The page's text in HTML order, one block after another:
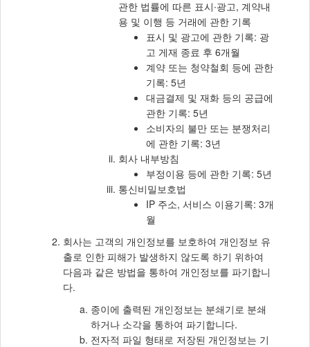
관한 법률에 따른 표시∙광고, 계약내
용 및 이행 등 거래에 관한 기록
표시 및 광고에 관한 기록: 광
고 게재 종료 후 6개월
계약 또는 청약철회 등에 관한
기록: 5년
대금결제 및 재화 등의 공급에
관한 기록: 5년
소비자의 불만 또는 분쟁처리
에 관한 기록: 3년
회사 내부방침
부정이용 등에 관한 기록: 5년
통신비밀보호법
IP 주소, 서비스 이용기록: 3개
월
회사는 고객의 개인정보를 보호하여 개인정보 유
출로 인한 피해가 발생하지 않도록 하기 위하여
다음과 같은 방법을 통하여 개인정보를 파기합니
다.
종이에 출력된 개인정보는 분쇄기로 분쇄
하거나 소각을 통하여 파기합니다.
전자적 파일 형태로 저장된 개인정보는 기